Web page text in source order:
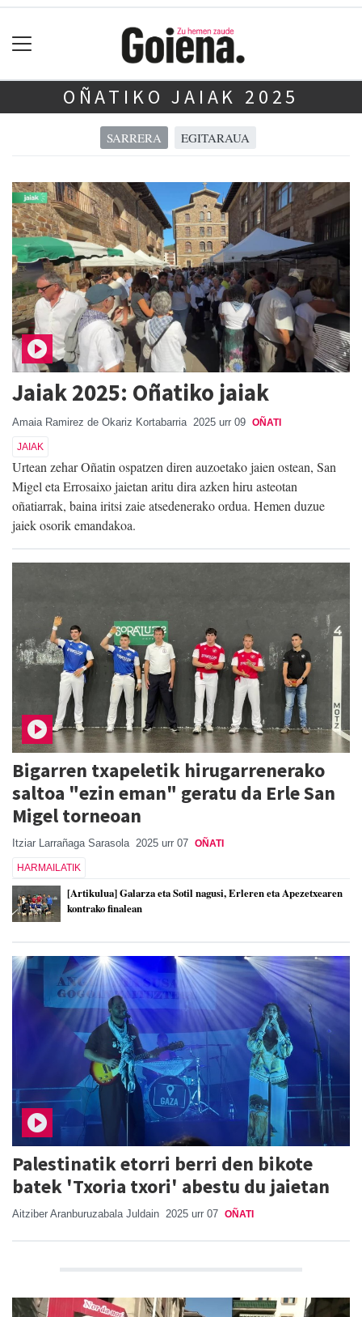
OÑATIKO JAIAK 2025
SARRERA EGITARAUA
Jaiak 2025: Oñatiko jaiak
Amaia Ramirez de Okariz Kortabarria 2025 urr 09 OÑATI
JAIAK
Urtean zehar Oñatin ospatzen diren auzoetako jaien ostean, San
Migel eta Errosaixo jaietan aritu dira azken hiru asteotan
oñatiarrak, baina iritsi zaie atsedenerako ordua. Hemen duzue
jaiek osorik emandakoa.
Bigarren txapeletik hirugarrenerako
saltoa "ezin eman" geratu da Erle San
Migel torneoan
Itziar Larrañaga Sarasola 2025 urr 07 OÑATI
HARMAILATIK
[Artikulua] Galarza eta Sotil nagusi, Erleren eta Apezetxearen
kontrako finalean
Palestinatik etorri berri den bikote
batek 'Txoria txori' abestu du jaietan
Aitziber Aranburuzabala Juldain 2025 urr 07 OÑATI